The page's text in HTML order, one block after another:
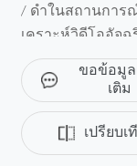
/ ดําในสถานการ
เคราะห์วิดีโออัจ
เช่นการตรวจจับ
สูญหายการนับสํา
ก์ชั่นคลาวด์ P2P
และตรวจสอบแบบ
ยืดหยุ่นยิ่งขึ้น ฟังก์
ขอข้อมูล
เติม
เปรียบเ